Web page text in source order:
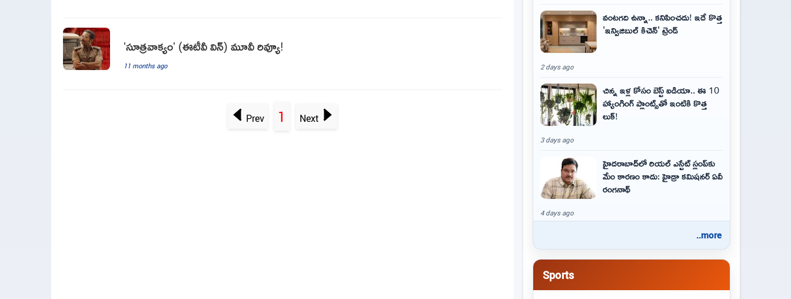
'సూత్రవాక్యం' (ఈటీవీ విన్) మూవీ రివ్యూ!
11 months ago
Prev 1 Next
వంటగది ఉన్నా.. కనిపించదు! ఇదే కొత్త
'ఇన్విజిబుల్ కిచెన్' ట్రెండ్
2 days ago
చిన్న ఇళ్ల కోసం బెస్ట్ ఐడియా.. ఈ 10
హ్యాంగింగ్ ప్లాంట్స్‌తో ఇంటికి కొత్త
లుక్!
3 days ago
హైదరాబాద్‌లో రియల్ ఎస్టేట్ స్లంప్‌కు
మేం కారణం కాదు: హైడ్రా కమిషనర్ ఏవీ
రంగనాథ్
4 days ago
..more
Sports